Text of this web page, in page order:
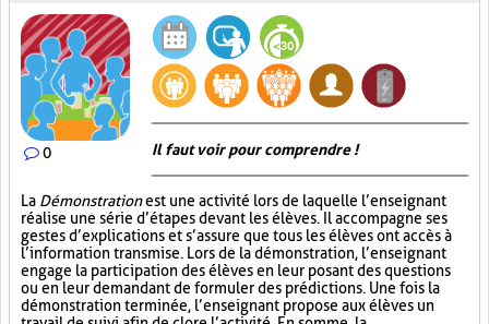
0 Il faut voir pour comprendre !
La Démonstrationest une activité lors de laquelle l’enseignant
réalise une série d’étapes devant les élèves. Il accompagne ses
gestes d’explications et s’assure que tous les élèves ont accès à
l’information transmise. Lors de la démonstration, l’enseignant
engage la participation des élèves en leur posant des questions
ou en leur demandant de formuler des prédictions. Une fois la
démonstration terminée, l’enseignant propose aux élèves un